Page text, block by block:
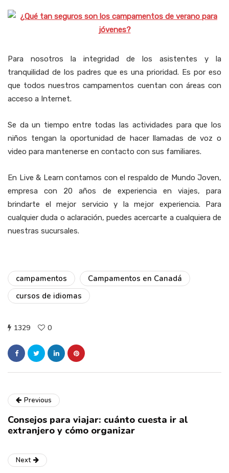
Para nosotros la integridad de los asistentes y la
tranquilidad de los padres que es una prioridad. Es por eso
que todos nuestros campamentos cuentan con áreas con
acceso a Internet.
Se da un tiempo entre todas las actividades para que los
niños tengan la oportunidad de hacer llamadas de voz o
video para mantenerse en contacto con sus familiares.
En Live & Learn contamos con el respaldo de Mundo Joven,
empresa con 20 años de experiencia en viajes, para
brindarte el mejor servicio y la mejor experiencia. Para
cualquier duda o aclaración, puedes acercarte a cualquiera de
nuestras sucursales.
campamentos
Campamentos en Canadá
cursos de idiomas
1329 0
Previous
Consejos para viajar: cuánto cuesta ir al
extranjero y cómo organizar
Next